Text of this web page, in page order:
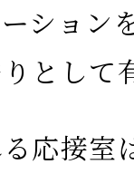
ション
として
応接室